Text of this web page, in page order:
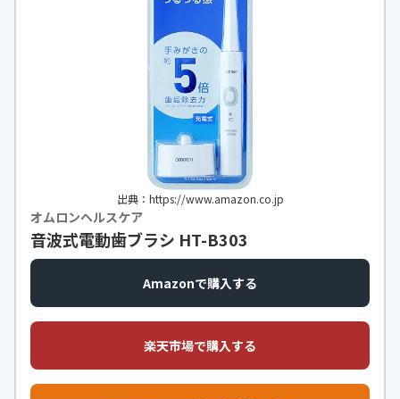
出典：https://www.amazon.co.jp
オムロンヘルスケア
音波式電動歯ブラシ HT-B303
Amazonで購入する
楽天市場で購入する